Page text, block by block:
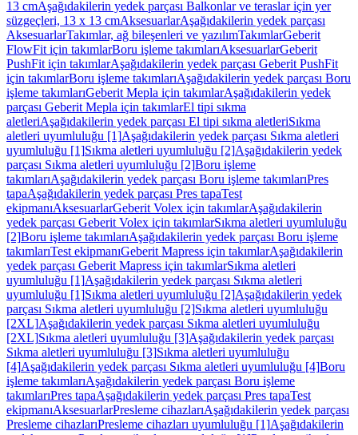
13 cmAşağıdakilerin yedek parçası Balkonlar ve teraslar için yer
süzgeçleri, 13 x 13 cmAksesuarlarAşağıdakilerin yedek parçası
AksesuarlarTakımlar, ağ bileşenleri ve yazılımTakımlarGeberit
FlowFit için takımlarBoru işleme takımlarıAksesuarlarGeberit
PushFit için takımlarAşağıdakilerin yedek parçası Geberit PushFit
için takımlarBoru işleme takımlarıAşağıdakilerin yedek parçası Boru
işleme takımlarıGeberit Mepla için takımlarAşağıdakilerin yedek
parçası Geberit Mepla için takımlarEl tipi sıkma
aletleriAşağıdakilerin yedek parçası El tipi sıkma aletleriSıkma
aletleri uyumluluğu [1]Aşağıdakilerin yedek parçası Sıkma aletleri
uyumluluğu [1]Sıkma aletleri uyumluluğu [2]Aşağıdakilerin yedek
parçası Sıkma aletleri uyumluluğu [2]Boru işleme
takımlarıAşağıdakilerin yedek parçası Boru işleme takımlarıPres
tapaAşağıdakilerin yedek parçası Pres tapaTest
ekipmanıAksesuarlarGeberit Volex için takımlarAşağıdakilerin
yedek parçası Geberit Volex için takımlarSıkma aletleri uyumluluğu
[2]Boru işleme takımlarıAşağıdakilerin yedek parçası Boru işleme
takımlarıTest ekipmanıGeberit Mapress için takımlarAşağıdakilerin
yedek parçası Geberit Mapress için takımlarSıkma aletleri
uyumluluğu [1]Aşağıdakilerin yedek parçası Sıkma aletleri
uyumluluğu [1]Sıkma aletleri uyumluluğu [2]Aşağıdakilerin yedek
parçası Sıkma aletleri uyumluluğu [2]Sıkma aletleri uyumluluğu
[2XL]Aşağıdakilerin yedek parçası Sıkma aletleri uyumluluğu
[2XL]Sıkma aletleri uyumluluğu [3]Aşağıdakilerin yedek parçası
Sıkma aletleri uyumluluğu [3]Sıkma aletleri uyumluluğu
[4]Aşağıdakilerin yedek parçası Sıkma aletleri uyumluluğu [4]Boru
işleme takımlarıAşağıdakilerin yedek parçası Boru işleme
takımlarıPres tapaAşağıdakilerin yedek parçası Pres tapaTest
ekipmanıAksesuarlarPresleme cihazlarıAşağıdakilerin yedek parçası
Presleme cihazlarıPresleme cihazları uyumluluğu [1]Aşağıdakilerin